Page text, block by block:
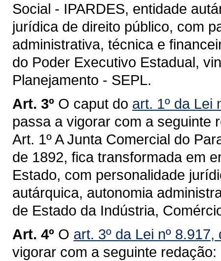
Social - IPARDES, entidade
jurídica de direito público, com
administrativa, técnica e
do Poder Executivo Estadual,
Planejamento - SEPL.
Art. 3º O caput do art. 1º da Lei
passa a vigorar com a seguinte
Art. 1º A Junta Comercial do
de 1892, fica transformada em
Estado, com personalidade
autárquica, autonomia
de Estado da Indústria,
Art. 4º O art. 3º da Lei nº
vigorar com a seguinte redação: